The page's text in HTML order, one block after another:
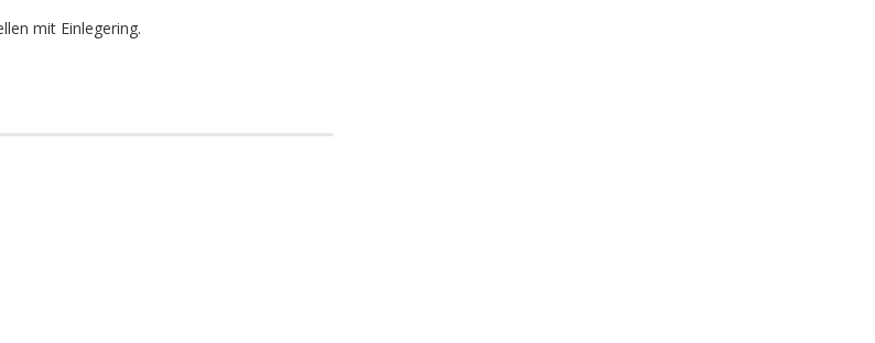
mit Einlegering.